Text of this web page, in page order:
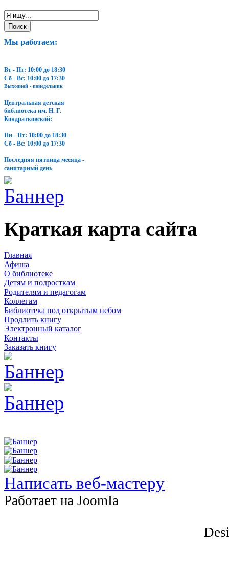
Мы работаем:
Вт - Пт: 10:00 до 18:30
Сб - Вс: 10:00 до 17:30
Выходной - понедельник
Центральная детская
библиотека им. Н. Г.
Кондратковской:
Пн - Пт: 10:00 до 18:30
Сб - Вс: 10:00 до 17:30
Последняя пятница месяца -
санитарный день
Краткая карта сайта
Главная
Афиша
О библиотеке
Детям и подросткам
Родителям и педагогам
Коллегам
Библиотека под открытым небом
Продлить книгу
Электронный каталог
Контакты
Заказать книгу
Написать веб-мастеру
Работает на JоomIа